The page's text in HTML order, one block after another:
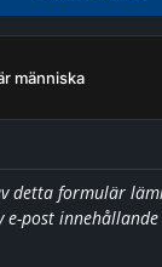
detta formulär
e-post